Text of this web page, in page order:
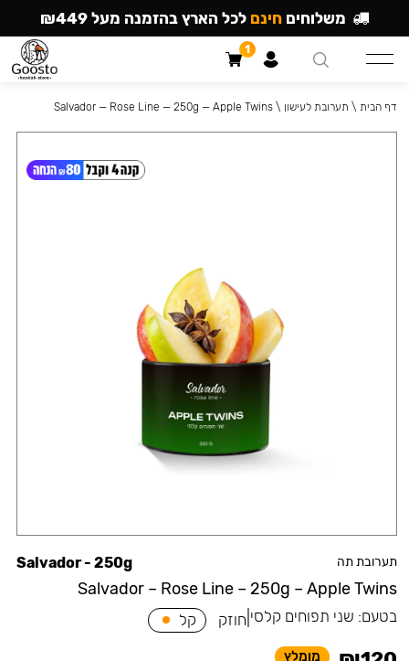
תערובת תה
Salvador – Rose Line – 250g – Apple Twins
Salvador - 250g
בטעם: שני תפוחים קלסי חוזק קל
מומלץ
דף הבית \ תערובת לעישון \
Salvador — Rose Line — 250g — Apple Twins
משלוחים חינם לכל הארץ בהזמנה מעל ₪449
1